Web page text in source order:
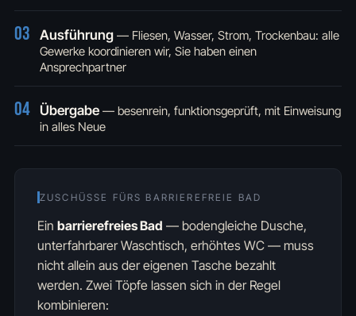
03 Ausführung — Fliesen, Wasser, Strom, Trockenbau: alle
Gewerke koordinieren wir, Sie haben einen
Ansprechpartner
04 Übergabe — besenrein, funktionsgeprüft, mit Einweisung
in alles Neue
ZUSCHÜSSE FÜRS BARRIEREFREIE BAD
Ein barrierefreies Bad — bodengleiche Dusche,
unterfahrbarer Waschtisch, erhöhtes WC — muss
nicht allein aus der eigenen Tasche bezahlt
werden. Zwei Töpfe lassen sich in der Regel
kombinieren: